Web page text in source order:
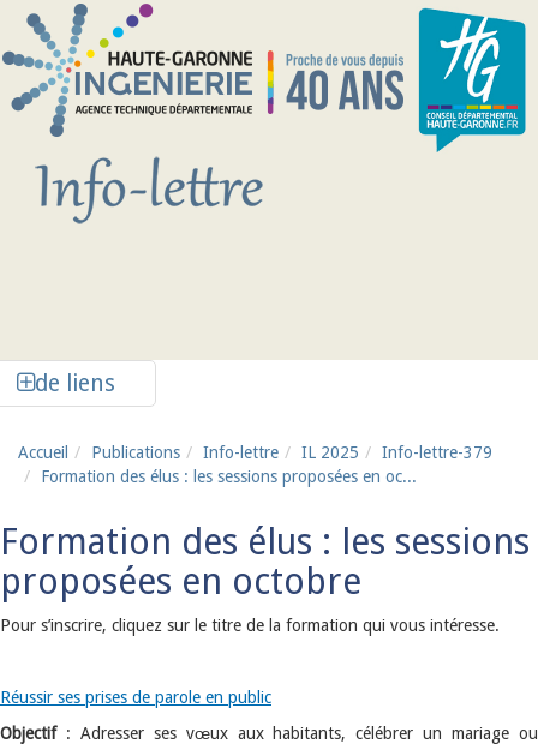
Aller au contenu principal
de liens
Accueil Publications Info-lettre IL 2025
Info-lettre-379
Formation des élus : les sessions proposées en oc...
Formation des élus : les sessions
proposées en octobre
Pour s’inscrire, cliquez sur le titre de la formation qui vous intéresse.
Réussir ses prises de parole en public
Objectif : Adresser ses vœux aux habitants, célébrer un mariage ou